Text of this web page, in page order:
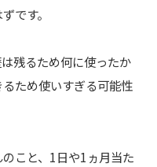
です。
残るため何に使ったか
ため使いすぎる可能性
こと、1日や1ヵ月当た